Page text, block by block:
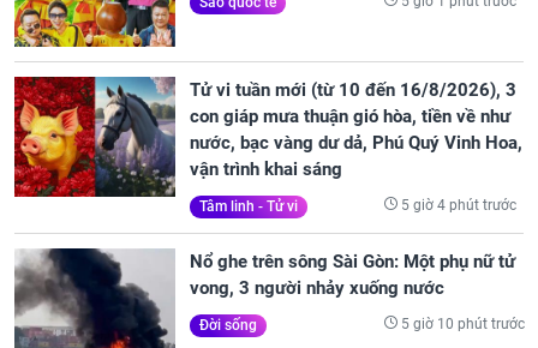
Tử vi tuần mới (từ 10 đến 16/8/2026), 3
con giáp mưa thuận gió hòa, tiền về như
nước, bạc vàng dư dả, Phú Quý Vinh Hoa,
vận trình khai sáng
Tâm linh - Tử vi 5 giờ 4 phút trước
Nổ ghe trên sông Sài Gòn: Một phụ nữ tử
vong, 3 người nhảy xuống nước
Đời sống 5 giờ 10 phút trước